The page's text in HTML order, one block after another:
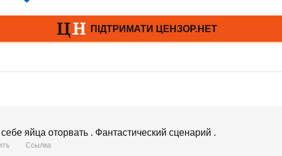
яйца оторвать . Фантастический сценарий .
Ссылка